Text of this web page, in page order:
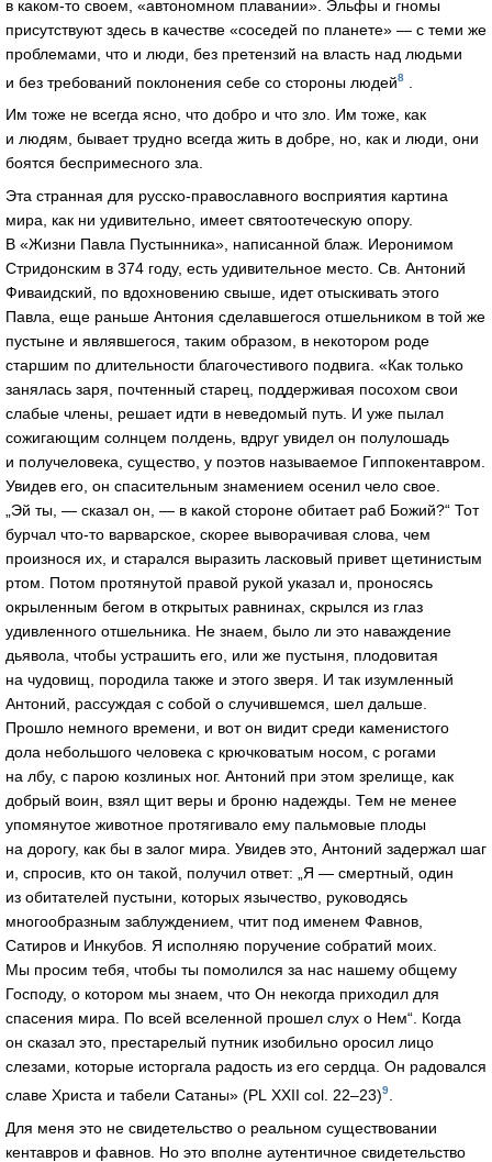
в каком-то своем, «автономном плавании». Эльфы и гномы
присутствуют здесь в качестве «соседей по планете» — с теми же
проблемами, что и люди, без претензий на власть над людьми
и без требований поклонения себе со стороны людей8
Им тоже не всегда ясно, что добро и что зло. Им тоже, как
и людям, бывает трудно всегда жить в добре, но, как и люди, они
боятся беспримесного зла.
Эта странная для русско-православного восприятия картина
мира, как ни удивительно, имеет святоотеческую опору.
В «Жизни Павла Пустынника», написанной блаж. Иеронимом
Стридонским в 374 году, есть удивительное место. Св. Антоний
Фиваидский, по вдохновению свыше, идет отыскивать этого
Павла, еще раньше Антония сделавшегося отшельником в той же
пустыне и являвшегося, таким образом, в некотором роде
старшим по длительности благочестивого подвига. «Как только
занялась заря, почтенный старец, поддерживая посохом свои
слабые члены, решает идти в неведомый путь. И уже пылал
сожигающим солнцем полдень, вдруг увидел он полулошадь
и получеловека, существо, у поэтов называемое Гиппокентавром.
Увидев его, он спасительным знамением осенил чело свое.
„Эй ты, — сказал он, — в какой стороне обитает раб Божий?“ Тот
бурчал что-то варварское, скорее выворачивая слова, чем
произнося их, и старался выразить ласковый привет щетинистым
ртом. Потом протянутой правой рукой указал и, проносясь
окрыленным бегом в открытых равнинах, скрылся из глаз
удивленного отшельника. Не знаем, было ли это наваждение
дьявола, чтобы устрашить его, или же пустыня, плодовитая
на чудовищ, породила также и этого зверя. И так изумленный
Антоний, рассуждая с собой о случившемся, шел дальше.
Прошло немного времени, и вот он видит среди каменистого
дола небольшого человека с крючковатым носом, с рогами
на лбу, с парою козлиных ног. Антоний при этом зрелище, как
добрый воин, взял щит веры и броню надежды. Тем не менее
упомянутое животное протягивало ему пальмовые плоды
на дорогу, как бы в залог мира. Увидев это, Антоний задержал шаг
и, спросив, кто он такой, получил ответ: „Я — смертный, один
из обитателей пустыни, которых язычество, руководясь
многообразным заблуждением, чтит под именем Фавнов,
Сатиров и Инкубов. Я исполняю поручение собратий моих.
Мы просим тебя, чтобы ты помолился за нас нашему общему
Господу, о котором мы знаем, что Он некогда приходил для
спасения мира. По всей вселенной прошел слух о Нем“. Когда
он сказал это, престарелый путник изобильно оросил лицо
слезами, которые исторгала радость из его сердца. Он радовался
славе Христа и табели Сатаны» (PL XXII col. 22–23)9
Для меня это не свидетельство о реальном существовании
кентавров и фавнов. Но это вполне аутентичное свидетельство